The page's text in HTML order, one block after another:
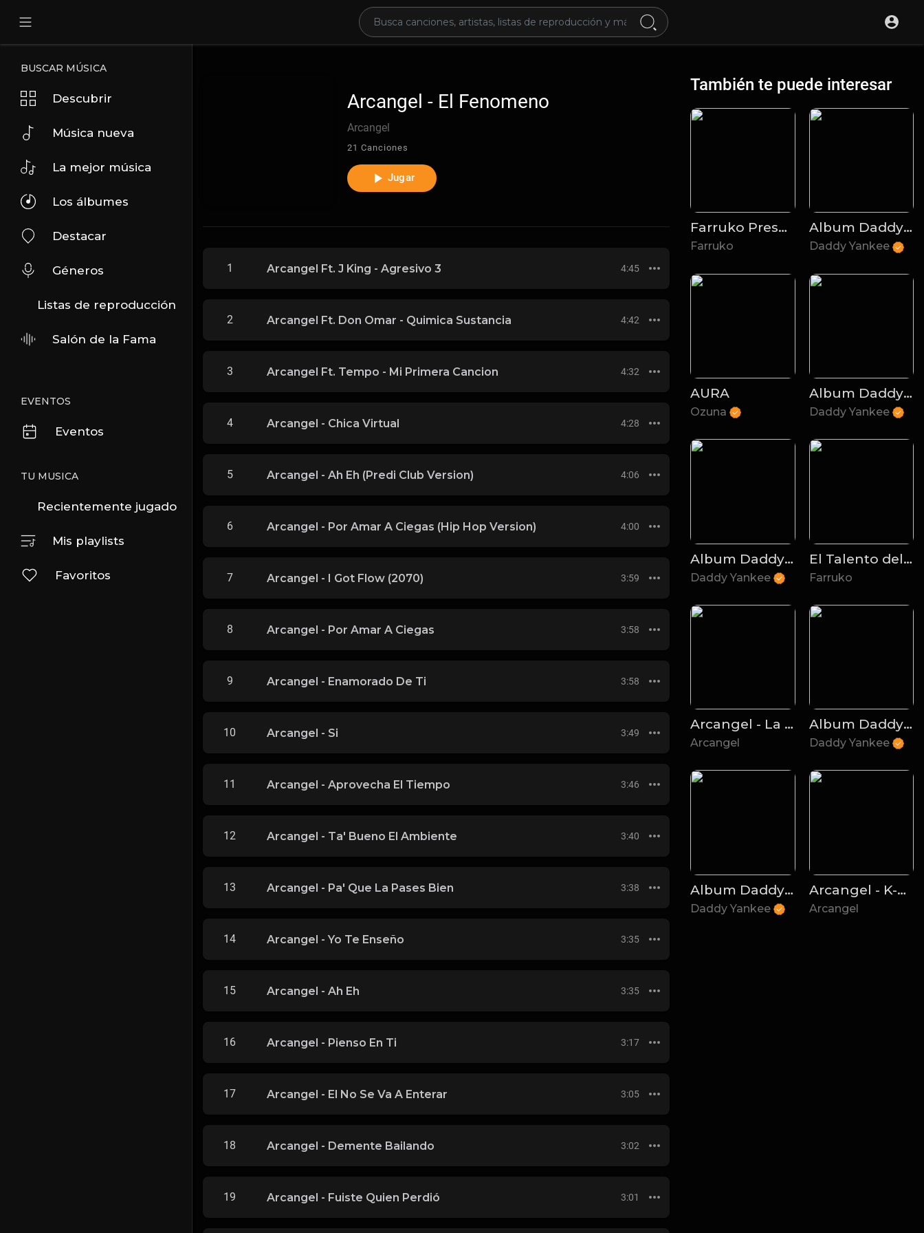
BUSCAR MÚSICA
Descubrir
Música nueva
La mejor música
Los álbumes
Destacar
Géneros
Listas de reproducción
Salón de la Fama
EVENTOS
Eventos
TU MUSICA
Recientemente jugado
Mis playlists
Favoritos
Arcangel - El Fenomeno
Arcangel
21 Canciones
Jugar
1 Arcangel Ft. J King - Agresivo 3 4:45
2 Arcangel Ft. Don Omar - Quimica Sustancia 4:42
3 Arcangel Ft. Tempo - Mi Primera Cancion 4:32
4 Arcangel - Chica Virtual 4:28
5 Arcangel - Ah Eh (Predi Club Version) 4:06
6 Arcangel - Por Amar A Ciegas (Hip Hop Version) 4:00
7 Arcangel - I Got Flow (2070) 3:59
8 Arcangel - Por Amar A Ciegas 3:58
9 Arcangel - Enamorado De Ti 3:58
10 Arcangel - Si 3:49
11 Arcangel - Aprovecha El Tiempo 3:46
12 Arcangel - Ta' Bueno El Ambiente 3:40
13 Arcangel - Pa' Que La Pases Bien 3:38
14 Arcangel - Yo Te Enseño 3:35
15 Arcangel - Ah Eh 3:35
16 Arcangel - Pienso En Ti 3:17
17 Arcangel - El No Se Va A Enterar 3:05
18 Arcangel - Demente Bailando 3:02
19 Arcangel - Fuiste Quien Perdió 3:01
También te puede interesar
Farruko Presents Los Menores
Farruko
Album Daddy Yankee - LEGENDADDY
Daddy Yankee
AURA
Ozuna
Album Daddy Yankee – El Cangri.com
Daddy Yankee
Album Daddy Yankee - El Cartel II Los Cangris
Daddy Yankee
El Talento del Bloque
Farruko
Arcangel - La Maravilla
Arcangel
Album Daddy Yankee - El Cartel Del Yankee
Daddy Yankee
Album Daddy Yankee - King Daddy
Daddy Yankee
Arcangel - K-LIBRE Album
Arcangel